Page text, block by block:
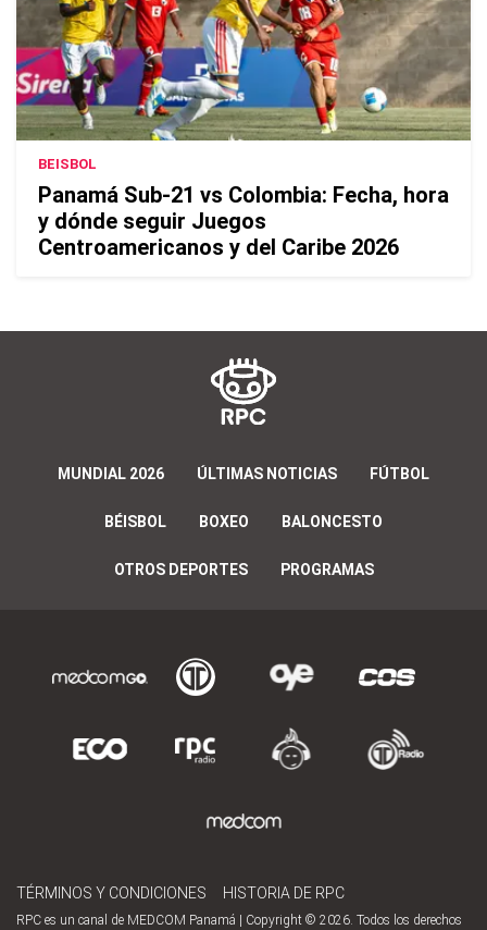
BEISBOL
Panamá Sub-21 vs Colombia: Fecha, hora
y dónde seguir Juegos
Centroamericanos y del Caribe 2026
MUNDIAL 2026 ÚLTIMAS NOTICIAS FÚTBOL
BÉISBOL BOXEO BALONCESTO
OTROS DEPORTES PROGRAMAS
TÉRMINOS Y CONDICIONES HISTORIA DE RPC
RPC es un canal de MEDCOM Panamá | Copyright © 2026. Todos los derechos